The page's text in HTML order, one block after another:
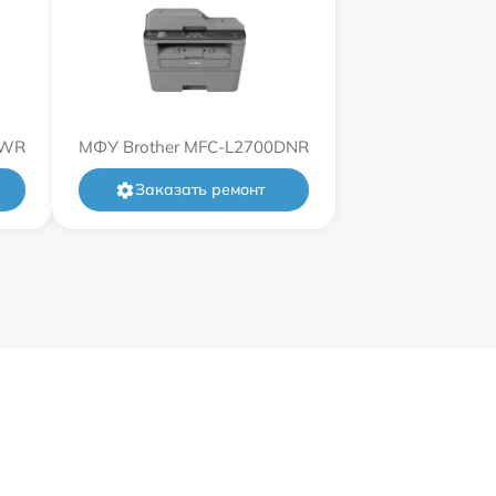
МФУ Brother MFC-L2700DNR
Заказать ремонт